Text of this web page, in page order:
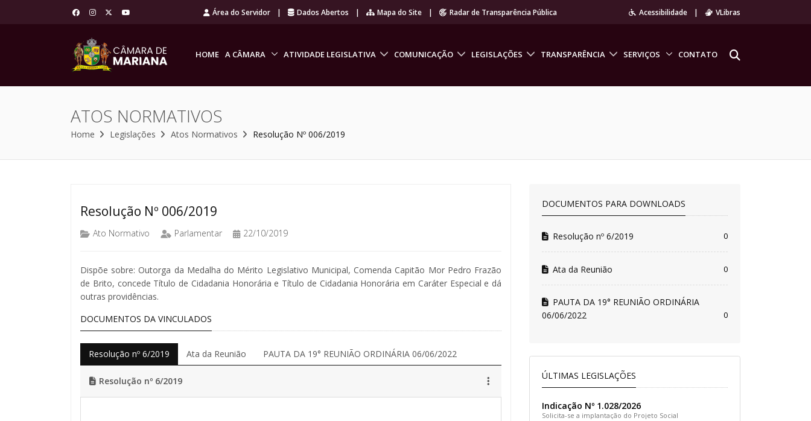
Área do Servidor | Dados Abertos | Mapa do Site | Radar de Transparência Pública Acessibilidade | VLibras
HOME A CÂMARA ATIVIDADE LEGISLATIVA COMUNICAÇÃO LEGISLAÇÕES TRANSPARÊNCIA SERVIÇOS CONTATO
ATOS NORMATIVOS
Home Legislações Atos Normativos Resolução Nº 006/2019
Resolução Nº 006/2019
Ato Normativo Parlamentar 22/10/2019
Dispõe sobre: Outorga da Medalha do Mérito Legislativo Municipal, Comenda Capitão Mor Pedro Frazão
de Brito, concede Título de Cidadania Honorária e Título de Cidadania Honorária em Caráter Especial e dá
outras providências.
DOCUMENTOS DA VINCULADOS
Resolução nº 6/2019 Ata da Reunião PAUTA DA 19° REUNIÃO ORDINÁRIA 06/06/2022
Resolução nº 6/2019
DOCUMENTOS PARA DOWNLOADS
Resolução nº 6/2019 0
Ata da Reunião 0
PAUTA DA 19° REUNIÃO ORDINÁRIA
06/06/2022
0
ÚLTIMAS LEGISLAÇÕES
Indicação Nº 1.028/2026
Solicita-se a implantação do Projeto Social